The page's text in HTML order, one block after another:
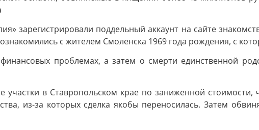
зарегистрировали поддельный аккаунт на сайте
с жителем Смоленска 1969 года рождения, с
проблемах, а затем о смерти единственной
в Ставропольском крае по заниженной стоимости,
из-за которых сделка якобы переносилась. Затем